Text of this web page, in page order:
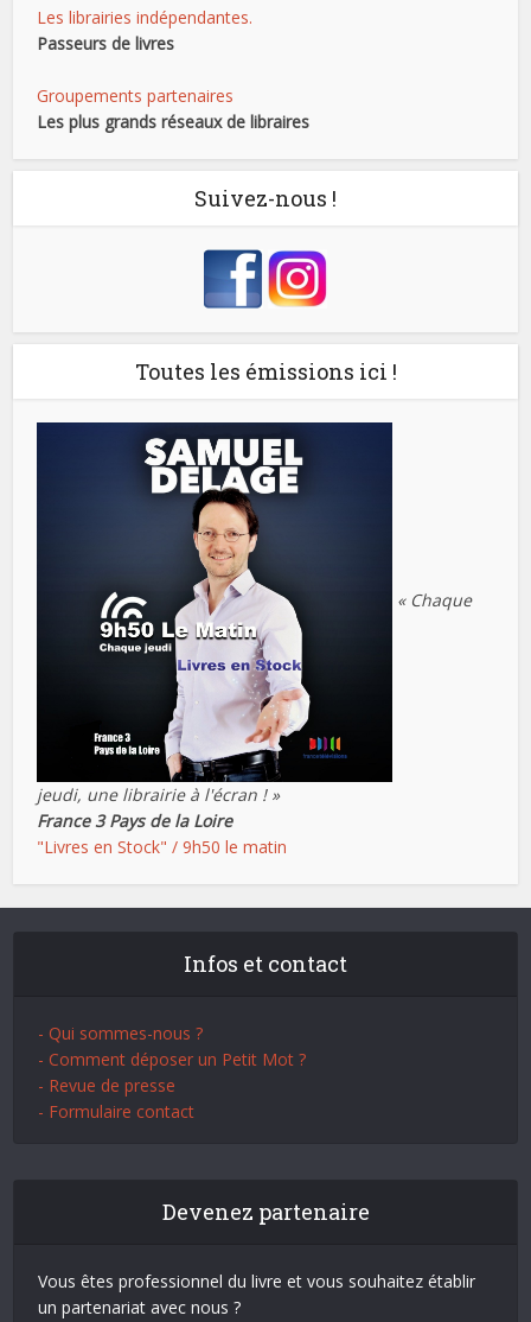
Les librairies indépendantes.
Passeurs de livres
Groupements partenaires
Les plus grands réseaux de libraires
Suivez-nous !
Toutes les émissions ici !
« Chaque
jeudi, une librairie à l'écran ! »
France 3 Pays de la Loire
"Livres en Stock" / 9h50 le matin
Infos et contact
- Qui sommes-nous ?
- Comment déposer un Petit Mot ?
- Revue de presse
- Formulaire contact
Devenez partenaire
Vous êtes professionnel du livre et vous souhaitez établir
un partenariat avec nous ?